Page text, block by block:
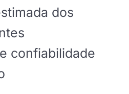
dos
confiabilidade